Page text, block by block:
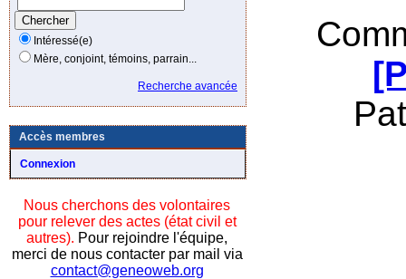
Intéressé(e)
Mère, conjoint, témoins, parrain...
Recherche avancée
Accès membres
Connexion
Nous cherchons des volontaires
pour relever des actes (état civil et
autres). Pour rejoindre l'équipe,
merci de nous contacter par mail via
contact@geneoweb.org